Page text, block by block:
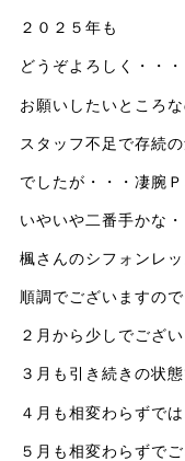
２０２５年も
どうぞよろしく・・・
お願いしたいところ
スタッフ不足で存続
でしたが・・・凄腕
いやいや二番手かな・
楓さんのシフォンレ
順調でございますので
２月から少しでござ
３月も引き続きの状
４月も相変わらずで
５月も相変わらずで